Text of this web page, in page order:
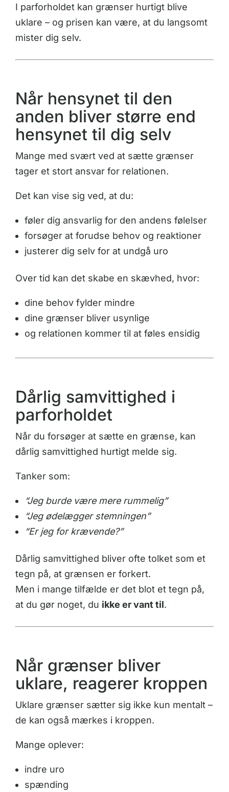
I parforholdet kan grænser hurtigt blive
uklare – og prisen kan være, at du langsomt
mister dig selv.
Når hensynet til den
anden bliver større end
hensynet til dig selv
Mange med svært ved at sætte grænser
tager et stort ansvar for relationen.
Det kan vise sig ved, at du:
føler dig ansvarlig for den andens følelser
forsøger at forudse behov og reaktioner
justerer dig selv for at undgå uro
Over tid kan det skabe en skævhed, hvor:
dine behov fylder mindre
dine grænser bliver usynlige
og relationen kommer til at føles ensidig
Dårlig samvittighed i
parforholdet
Når du forsøger at sætte en grænse, kan
dårlig samvittighed hurtigt melde sig.
Tanker som:
“Jeg burde være mere rummelig”
“Jeg ødelægger stemningen”
“Er jeg for krævende?”
Dårlig samvittighed bliver ofte tolket som et
tegn på, at grænsen er forkert.
Men i mange tilfælde er det blot et tegn på,
at du gør noget, du ikke er vant til.
Når grænser bliver
uklare, reagerer kroppen
Uklare grænser sætter sig ikke kun mentalt –
de kan også mærkes i kroppen.
Mange oplever:
indre uro
spænding